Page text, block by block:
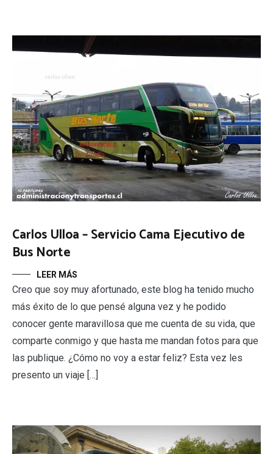
Carlos Ulloa – Servicio Cama Ejecutivo de
Bus Norte
LEER MÁS
Creo que soy muy afortunado, este blog ha tenido mucho
más éxito de lo que pensé alguna vez y he podido
conocer gente maravillosa que me cuenta de su vida, que
comparte conmigo y que hasta me mandan fotos para que
las publique. ¿Cómo no voy a estar feliz? Esta vez les
presento un viaje […]